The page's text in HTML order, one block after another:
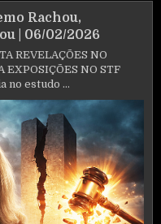
Rachou,
| 06/02/2026
REVELAÇÕES NO
EXPOSIÇÕES NO STF
no estudo ...